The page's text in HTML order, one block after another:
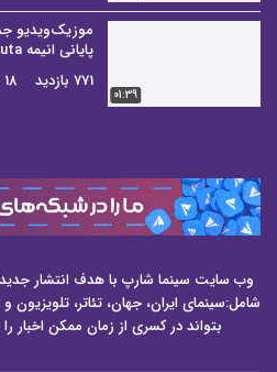
01:39
پایانی انیمه Gachiakuta
771 بازدید
18 مهر 1404
وب سایت سینما شارپ با هدف انتشار
شامل:سینمای ایران، جهان، تئاتر،
بتواند در کسری از زمان ممکن اخبار